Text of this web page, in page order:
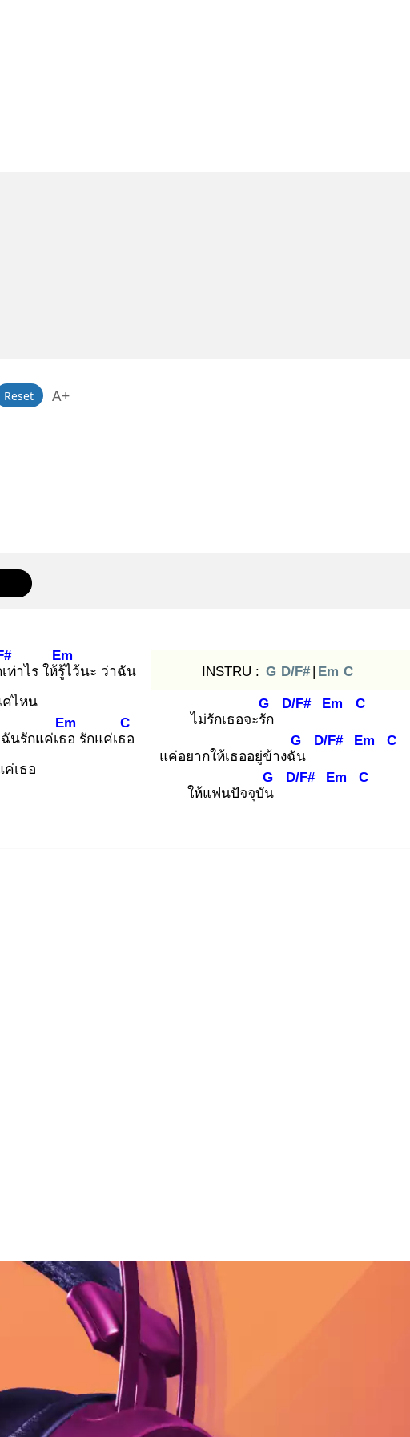
Reset A+
เท่าไร ให้รู้ไ
Em
ว้นะ ว่าฉัน
ค่ไหน
นรักแค่เธอ
Em
รักแค่เธอ
C
ค่เธอ
INSTRU : G D/F# | Em C
ไม่รักเธอจะรัก
G D/F# Em C
แค่อยากให้เธออยู่ข้างฉัน
G D/F# Em C
ให้แฟนปัจจุบัน
G D/F# Em C